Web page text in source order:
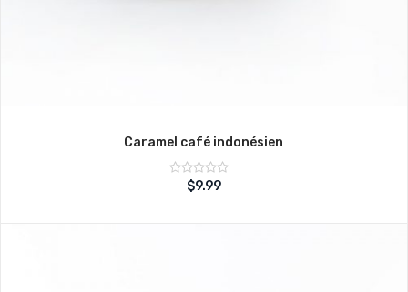
Caramel café indonésien
Note
sur
$9.99